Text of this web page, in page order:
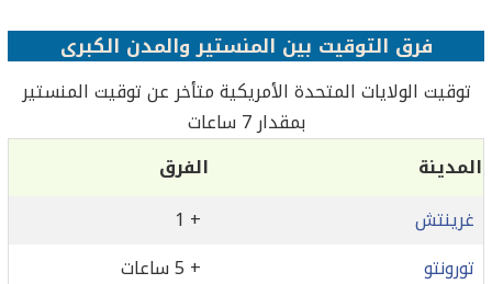
فرق التوقيت بين المنستير والمدن الكبرى
توقيت الولايات المتحدة الأمريكية متأخر عن توقيت المنستير
بمقدار 7 ساعات
المدينة
الفرق
غرينتش
+ 1
تورونتو
+ 5 ساعات